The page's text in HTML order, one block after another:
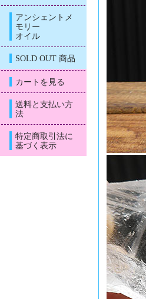
アンシェントメ
モリー
オイル
SOLD OUT 商品
カートを見る
送料と支払い方
法
特定商取引法に
基づく表示